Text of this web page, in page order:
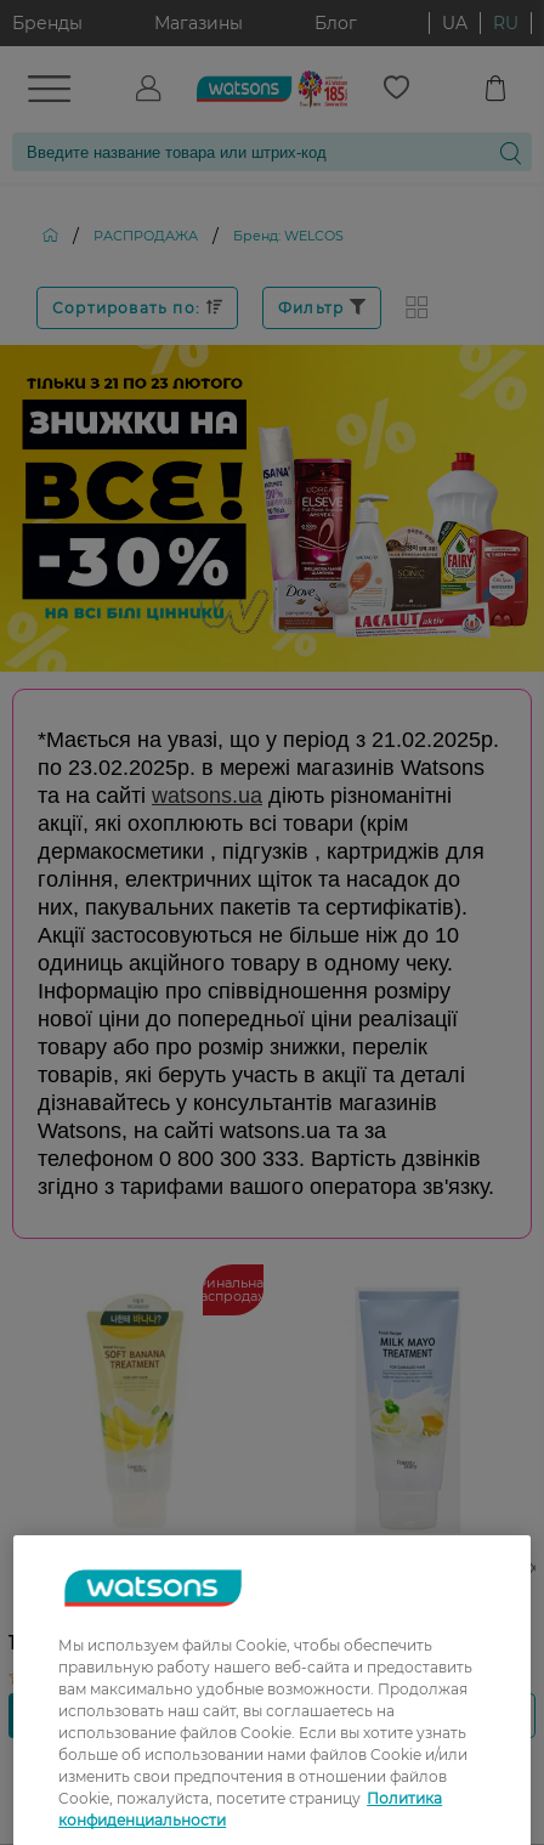
Бренды Магазины Блог UA RU
/ РАСПРОДАЖА / Бренд: WELCOS
Сортировать по: Фильтр
*Мається на увазі, що у період з 21.02.2025р.
по 23.02.2025р. в мережі магазинів Watsons
та на сайті watsons.ua діють різноманітні
акції, які охоплюють всі товари (крім
дермакосметики , підгузків , картриджів для
гоління, електричних щіток та насадок до
них, пакувальних пакетів та сертифікатів).
Акції застосовуються не більше ніж до 10
одиниць акційного товару в одному чеку.
Інформацію про співвідношення розміру
нової ціни до попередньої ціни реалізації
товару або про розмір знижки, перелік
товарів, які беруть участь в акції та деталі
дізнавайтесь у консультантів магазинів
Watsons, на сайті watsons.ua та за
телефоном 0 800 300 333. Вартість дзвінків
згідно з тарифами вашого оператора зв'язку.
Финальная
распродажа
Бальзам для сухих волос
Welcos Forest Story Soft
Banana Treatment 300 г
179,99 ГРН
Бальзам для поврежденных
Treatment 300 г
UA
Мы используем файлы Cookie, чтобы обеспечить
правильную работу нашего веб-сайта и предоставить
вам максимально удобные возможности. Продолжая
использовать наш сайт, вы соглашаетесь на
использование файлов Cookie. Если вы хотите узнать
больше об использовании нами файлов Cookie и/или
изменить свои предпочтения в отношении файлов
Cookie, пожалуйста, посетите страницу Политика
конфиденциальности